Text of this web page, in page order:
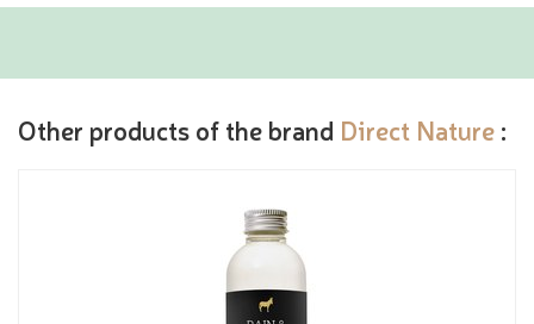
Other products of the brand Direct Nature :